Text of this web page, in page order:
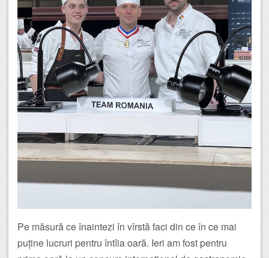
Pe măsură ce înaintezi în vîrstă faci din ce în ce mai
puține lucruri pentru întîia oară. Ieri am fost pentru